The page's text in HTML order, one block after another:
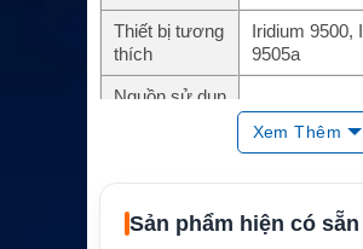
Thiết bị tương
thích
Iridium 9500,
9505a
Nguồn sử dụn
AC hoặc DC
Ứng dụng
Hàng hải,
Xem Thêm
Sản phẩm hiện có